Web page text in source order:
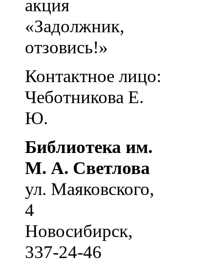
акция
«Задолжник,
отзовись!»
Контактное лицо:
Чеботникова Е.
Ю.
Библиотека им.
М. А. Светлова
ул. Маяковского,
4
Новосибирск,
337-24-46